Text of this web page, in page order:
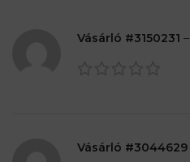
Vásárló #3150231 –
Vásárló #3044629